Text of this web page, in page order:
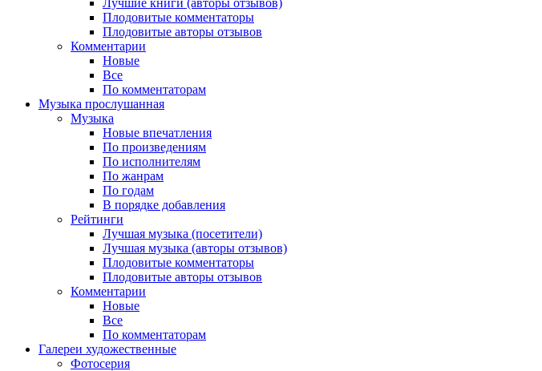
Плодовитые комментаторы
Плодовитые авторы отзывов
Комментарии
Новые
Все
По комментаторам
Музыка прослушанная
Музыка
Новые впечатления
По произведениям
По исполнителям
По жанрам
По годам
В порядке добавления
Рейтинги
Лучшая музыка (посетители)
Лучшая музыка (авторы отзывов)
Плодовитые комментаторы
Плодовитые авторы отзывов
Комментарии
Новые
Все
По комментаторам
Галереи художественные
Фотосерия